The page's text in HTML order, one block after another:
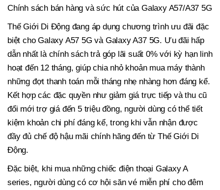
Chính sách bán hàng và sức hút của Galaxy A57/A37 5G
Thế Giới Di Động đang áp dụng chương trình ưu đãi đặc
biệt cho Galaxy A57 5G và Galaxy A37 5G. Ưu đãi hấp
dẫn nhất là chính sách trả góp lãi suất 0% với kỳ hạn linh
hoạt đến 12 tháng, giúp chia nhỏ khoản mua máy thành
những đợt thanh toán mỗi tháng nhẹ nhàng hơn đáng kể.
Kết hợp các đặc quyền như giảm giá trực tiếp và thu cũ
đổi mới trợ giá đến 5 triệu đồng, người dùng có thể tiết
kiệm khoản chi phí đáng kể, trong khi vẫn nhận được
đầy đủ chế độ hậu mãi chính hãng đến từ Thế Giới Di
Động.
Đặc biệt, khi mua những chiếc điện thoại Galaxy A
series, người dùng có cơ hội săn vé miễn phí cho đêm